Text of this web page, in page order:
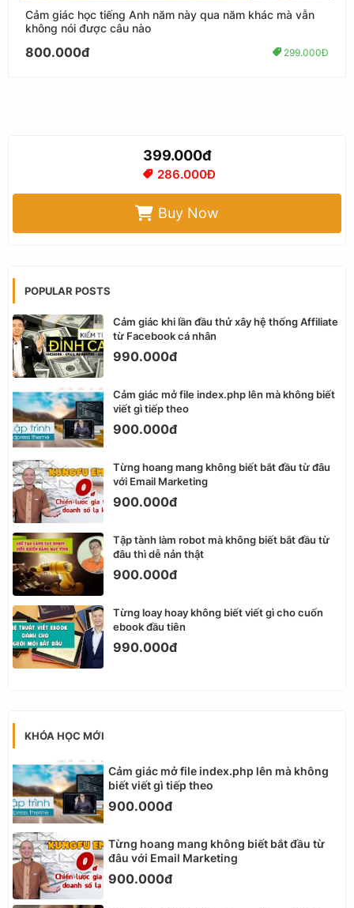
Cảm giác học tiếng Anh năm này qua năm khác mà vẫn
không nói được câu nào
800.000đ 299.000Đ
399.000đ
286.000Đ
Buy Now
POPULAR POSTS
Cảm giác khi lần đầu thử xây hệ thống Affiliate
từ Facebook cá nhân
990.000đ
Cảm giác mở file index.php lên mà không biết
viết gì tiếp theo
900.000đ
Từng hoang mang không biết bắt đầu từ đâu
với Email Marketing
900.000đ
Tập tành làm robot mà không biết bắt đầu từ
đâu thì dễ nản thật
900.000đ
Từng loay hoay không biết viết gì cho cuốn
ebook đầu tiên
990.000đ
KHÓA HỌC MỚI
Cảm giác mở file index.php lên mà không
biết viết gì tiếp theo
900.000đ
Từng hoang mang không biết bắt đầu từ
đâu với Email Marketing
900.000đ